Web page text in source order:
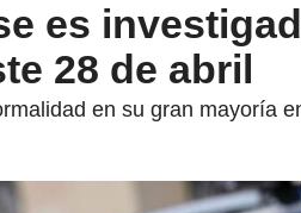
es
28 de abril
en su gran mayoría